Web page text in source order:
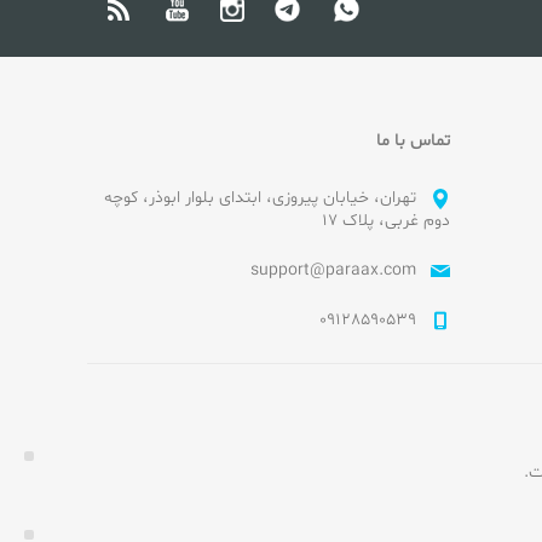
تماس با ما
تهران، خیابان پیروزی، ابتدای بلوار ابوذر، کوچه
دوم غربی، پلاک ۱۷
support@paraax.com
09128590539